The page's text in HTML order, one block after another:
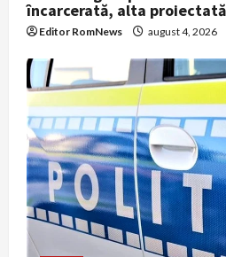
încarcerată, alta
Editor RomNews august 4, 2026